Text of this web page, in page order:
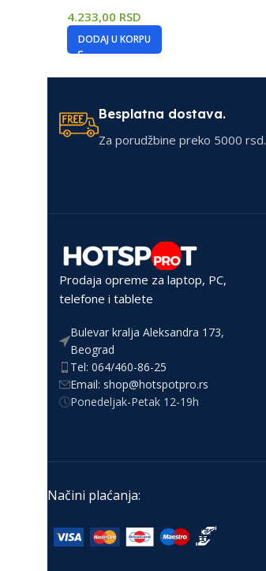
4.233,00 RSD
DODAJ U KORPU
Besplatna dostava.
Za porudžbine preko 5000 rsd.
Prodaja opreme za laptop, PC,
telefone i tablete
Bulevar kralja Aleksandra 173,
Beograd
Tel: 064/460-86-25
Email: shop@hotspotpro.rs
Ponedeljak-Petak 12-19h
Načini plaćanja: